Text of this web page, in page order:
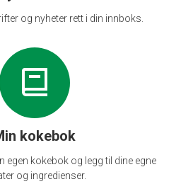
og nyheter rett i din innboks.
kokebok
egen kokebok og legg til dine egne
og ingredienser.